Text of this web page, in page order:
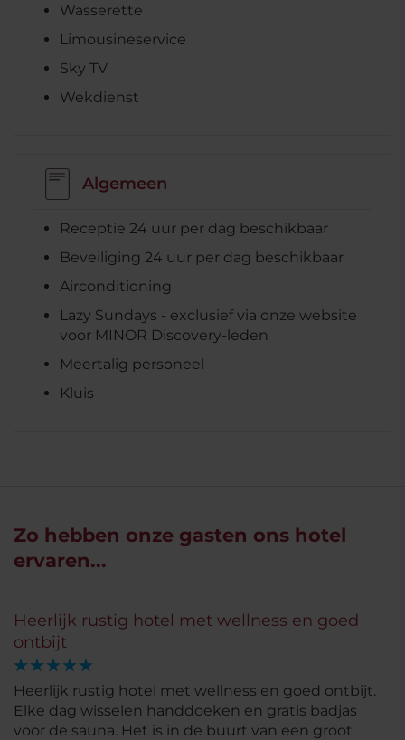
Wasserette
Limousineservice
Sky TV
Wekdienst
Algemeen
Receptie 24 uur per dag beschikbaar
Beveiliging 24 uur per dag beschikbaar
Airconditioning
Lazy Sundays - exclusief via onze website
voor MINOR Discovery-leden
Meertalig personeel
Kluis
Zo hebben onze gasten ons hotel
ervaren...
Heerlijk rustig hotel met wellness en goed
ontbijt
Heerlijk rustig hotel met wellness en goed ontbijt.
Elke dag wisselen handdoeken en gratis badjas
voor de sauna. Het is in de buurt van een groot